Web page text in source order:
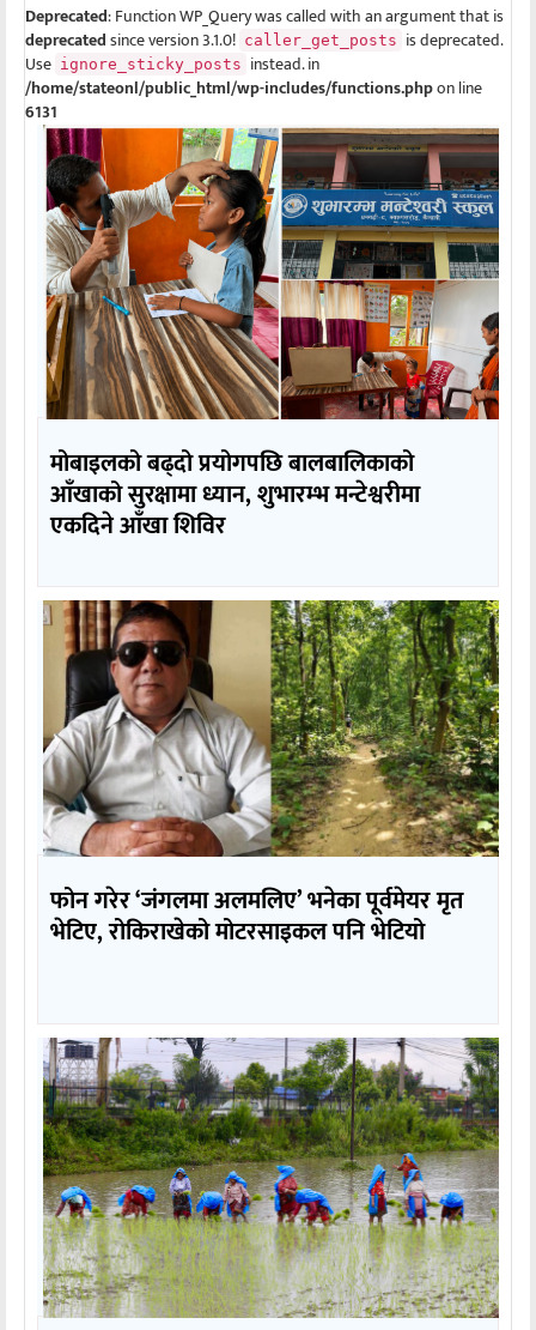
Deprecated: Function WP_Query was called with an argument that is
deprecatedsince version 3.1.0! caller_get_posts is deprecated.
Use ignore_sticky_posts instead. in
/home/stateonl/public_html/wp-includes/functions.phpon line
6131
मोबाइलको बढ्दो प्रयोगपछि बालबालिकाको
आँखाको सुरक्षामा ध्यान, शुभारम्भ मन्टेश्वरीमा
एकदिने आँखा शिविर
फोन गरेर ‘जंगलमा अलमलिए’ भनेका पूर्वमेयर मृत
भेटिए, रोकिराखेको मोटरसाइकल पनि भेटियो